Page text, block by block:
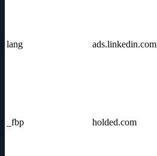
lang ads.linkedin.com
_fbp holded.com